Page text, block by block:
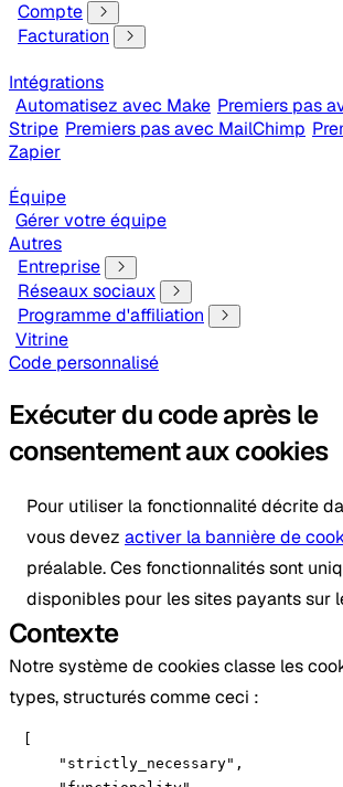
Compte
Facturation
Intégrations
Automatisez avec Make Premiers pas
Stripe Premiers pas avec MailChimp
Zapier
Équipe
Gérer votre équipe
Autres
Entreprise
Réseaux sociaux
Programme d'affiliation
Vitrine
Code personnalisé
Exécuter du code après le
consentement aux cookies
Pour utiliser la fonctionnalité décrite
vous devez activer la bannière de
préalable. Ces fonctionnalités sont
disponibles pour les sites payants sur
Contexte
Notre système de cookies classe les
types, structurés comme ceci : ​
    "strictly_necessary",